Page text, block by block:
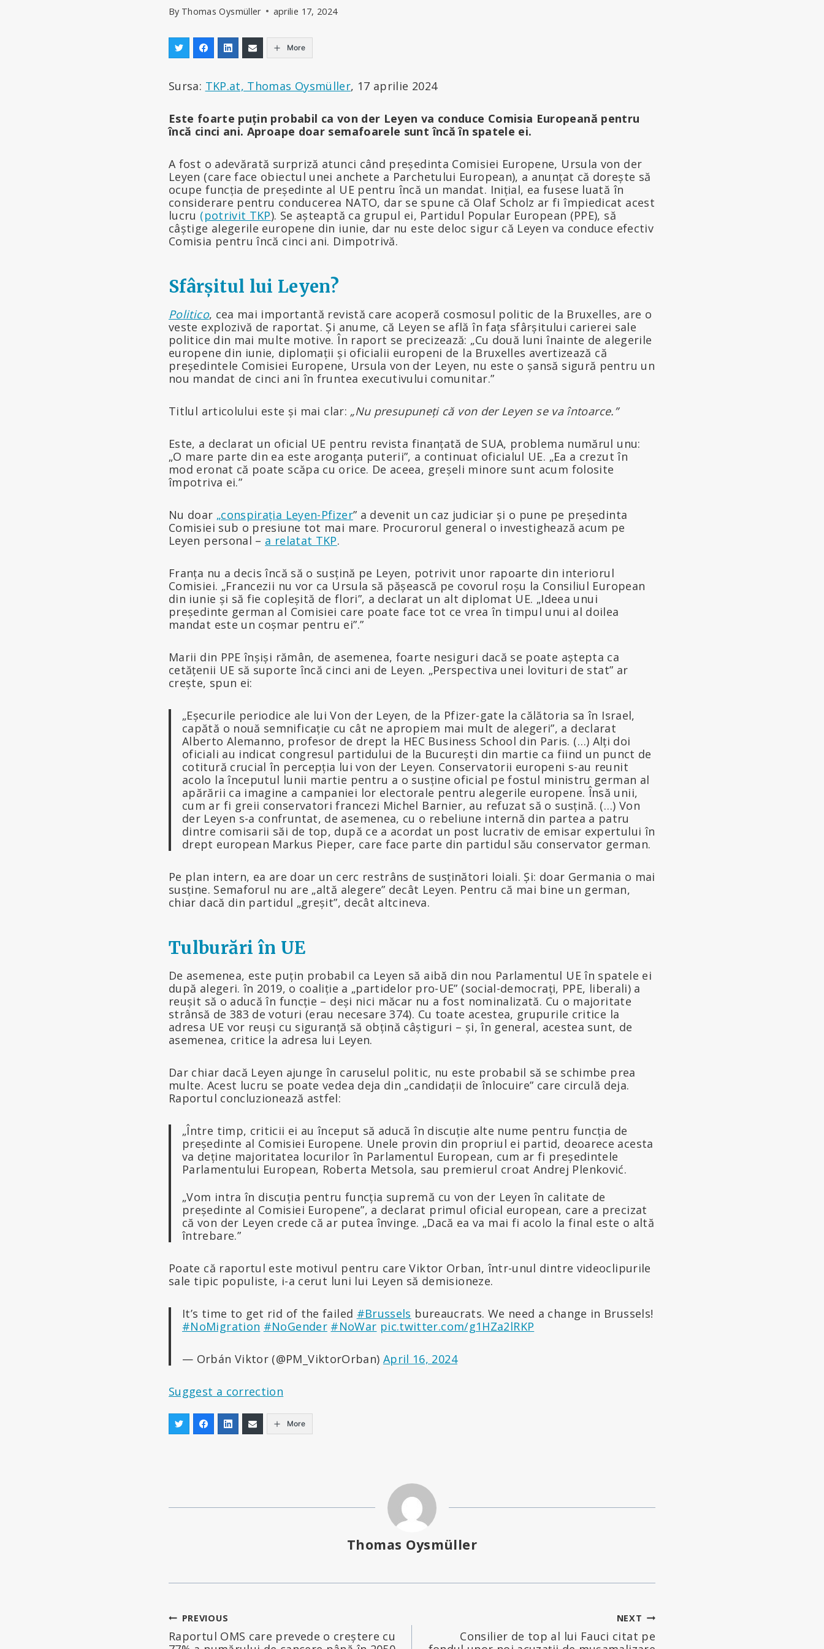
By Thomas Oysmüller aprilie 17, 2024
More
Sursa: TKP.at, Thomas Oysmüller, 17 aprilie 2024
Este foarte puțin probabil ca von der Leyen va conduce Comisia Europeană pentru
încă cinci ani. Aproape doar semafoarele sunt încă în spatele ei.
A fost o adevărată surpriză atunci când președinta Comisiei Europene, Ursula von der
Leyen (care face obiectul unei anchete a Parchetului European), a anunțat că dorește să
ocupe funcția de președinte al UE pentru încă un mandat. Inițial, ea fusese luată în
considerare pentru conducerea NATO, dar se spune că Olaf Scholz ar fi împiedicat acest
lucru (potrivit TKP). Se așteaptă ca grupul ei, Partidul Popular European (PPE), să
câștige alegerile europene din iunie, dar nu este deloc sigur că Leyen va conduce efectiv
Comisia pentru încă cinci ani. Dimpotrivă.
Sfârșitul lui Leyen?
Politico, cea mai importantă revistă care acoperă cosmosul politic de la Bruxelles, are o
veste explozivă de raportat. Și anume, că Leyen se află în fața sfârșitului carierei sale
politice din mai multe motive. În raport se precizează: „Cu două luni înainte de alegerile
europene din iunie, diplomații și oficialii europeni de la Bruxelles avertizează că
președintele Comisiei Europene, Ursula von der Leyen, nu este o șansă sigură pentru un
nou mandat de cinci ani în fruntea executivului comunitar.”
Titlul articolului este și mai clar: „Nu presupuneți că von der Leyen se va întoarce.”
Este, a declarat un oficial UE pentru revista finanțată de SUA, problema numărul unu:
„O mare parte din ea este aroganța puterii”, a continuat oficialul UE. „Ea a crezut în
mod eronat că poate scăpa cu orice. De aceea, greșeli minore sunt acum folosite
împotriva ei.”
Nu doar „conspirația Leyen-Pfizer” a devenit un caz judiciar și o pune pe președinta
Comisiei sub o presiune tot mai mare. Procurorul general o investighează acum pe
Leyen personal – a relatat TKP.
Franța nu a decis încă să o susțină pe Leyen, potrivit unor rapoarte din interiorul
Comisiei. „Francezii nu vor ca Ursula să pășească pe covorul roșu la Consiliul European
din iunie și să fie copleșită de flori”, a declarat un alt diplomat UE. „Ideea unui
președinte german al Comisiei care poate face tot ce vrea în timpul unui al doilea
mandat este un coșmar pentru ei”.”
Marii din PPE înșiși rămân, de asemenea, foarte nesiguri dacă se poate aștepta ca
cetățenii UE să suporte încă cinci ani de Leyen. „Perspectiva unei lovituri de stat” ar
crește, spun ei:
„Eșecurile periodice ale lui Von der Leyen, de la Pfizer-gate la călătoria sa în Israel,
capătă o nouă semnificație cu cât ne apropiem mai mult de alegeri”, a declarat
Alberto Alemanno, profesor de drept la HEC Business School din Paris. (…) Alți doi
oficiali au indicat congresul partidului de la București din martie ca fiind un punct de
cotitură crucial în percepția lui von der Leyen. Conservatorii europeni s-au reunit
acolo la începutul lunii martie pentru a o susține oficial pe fostul ministru german al
apărării ca imagine a campaniei lor electorale pentru alegerile europene. Însă unii,
cum ar fi greii conservatori francezi Michel Barnier, au refuzat să o susțină. (…) Von
der Leyen s-a confruntat, de asemenea, cu o rebeliune internă din partea a patru
dintre comisarii săi de top, după ce a acordat un post lucrativ de emisar expertului în
drept european Markus Pieper, care face parte din partidul său conservator german.
Pe plan intern, ea are doar un cerc restrâns de susținători loiali. Și: doar Germania o mai
susține. Semaforul nu are „altă alegere” decât Leyen. Pentru că mai bine un german,
chiar dacă din partidul „greșit”, decât altcineva.
Tulburări în UE
De asemenea, este puțin probabil ca Leyen să aibă din nou Parlamentul UE în spatele ei
după alegeri. în 2019, o coaliție a „partidelor pro-UE” (social-democrați, PPE, liberali) a
reușit să o aducă în funcție – deși nici măcar nu a fost nominalizată. Cu o majoritate
strânsă de 383 de voturi (erau necesare 374). Cu toate acestea, grupurile critice la
adresa UE vor reuși cu siguranță să obțină câștiguri – și, în general, acestea sunt, de
asemenea, critice la adresa lui Leyen.
Dar chiar dacă Leyen ajunge în caruselul politic, nu este probabil să se schimbe prea
multe. Acest lucru se poate vedea deja din „candidații de înlocuire” care circulă deja.
Raportul concluzionează astfel:
„Între timp, criticii ei au început să aducă în discuție alte nume pentru funcția de
președinte al Comisiei Europene. Unele provin din propriul ei partid, deoarece acesta
va deține majoritatea locurilor în Parlamentul European, cum ar fi președintele
Parlamentului European, Roberta Metsola, sau premierul croat Andrej Plenković.
„Vom intra în discuția pentru funcția supremă cu von der Leyen în calitate de
președinte al Comisiei Europene”, a declarat primul oficial european, care a precizat
că von der Leyen crede că ar putea învinge. „Dacă ea va mai fi acolo la final este o altă
întrebare.”
Poate că raportul este motivul pentru care Viktor Orban, într-unul dintre videoclipurile
sale tipic populiste, i-a cerut luni lui Leyen să demisioneze.
It’s time to get rid of the failed #Brussels bureaucrats. We need a change in Brussels!
#NoMigration #NoGender #NoWar pic.twitter.com/g1HZa2lRKP
— Orbán Viktor (@PM_ViktorOrban) April 16, 2024
Suggest a correction
More
Thomas Oysmüller
Navigare
PREVIOUS
Raportul OMS care prevede o creștere cu
NEXT
Consilier de top al lui Fauci citat pe